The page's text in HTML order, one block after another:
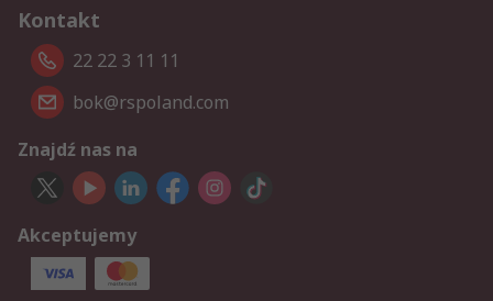
Kontakt
22 22 3 11 11
bok@rspoland.com
Znajdź nas na
Akceptujemy